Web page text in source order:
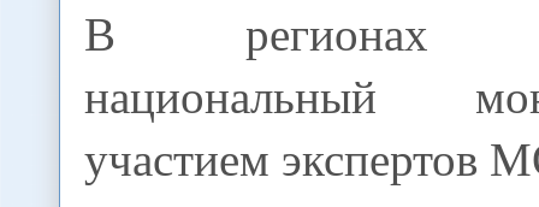
В регионах
национальный
участием экспертов